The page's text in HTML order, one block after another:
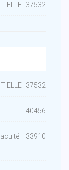
37532
37532
40456
33910